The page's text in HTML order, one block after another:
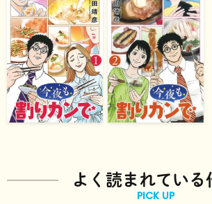
よく読まれている
PICK UP